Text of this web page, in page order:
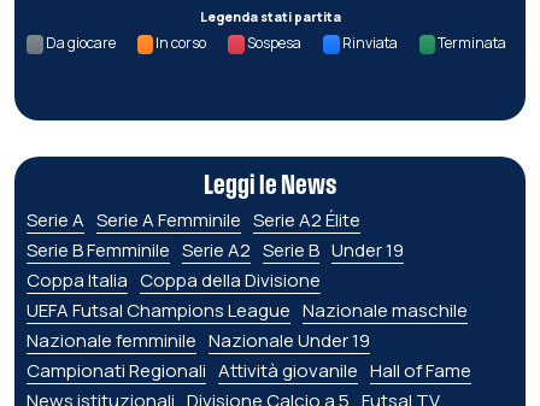
Legenda stati partita
Da giocare In corso Sospesa Rinviata Terminata
Leggi le News
Serie A Serie A Femminile Serie A2 Élite
Serie B Femminile Serie A2 Serie B Under 19
Coppa Italia Coppa della Divisione
UEFA Futsal Champions League Nazionale maschile
Nazionale femminile Nazionale Under 19
Campionati Regionali Attività giovanile Hall of Fame
News istituzionali Divisione Calcio a 5 Futsal TV